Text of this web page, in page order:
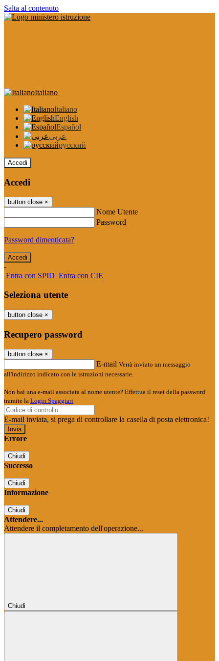
Salta al contenuto
Italiano
Italiano
English
Español
عربى
русский
Accedi
Accedi
button close ×
Nome Utente
Password
Password dimenticata?
-
Entra con SPID Entra con CIE
Seleziona utente
button close ×
Recupero password
button close ×
E-mail Verrà inviato un messaggio
all'indirizzo indicato con le istruzioni necessarie.
Non hai una e-mail associata al nome utente? Effettua il reset della password
tramite la Login Spaggiari
E-mail inviata, si prega di controllare la casella di posta elettronica!
Errore
Chiudi
Successo
Chiudi
Informazione
Chiudi
Attendere...
Attendere il completamento dell'operazione...
Chiudi